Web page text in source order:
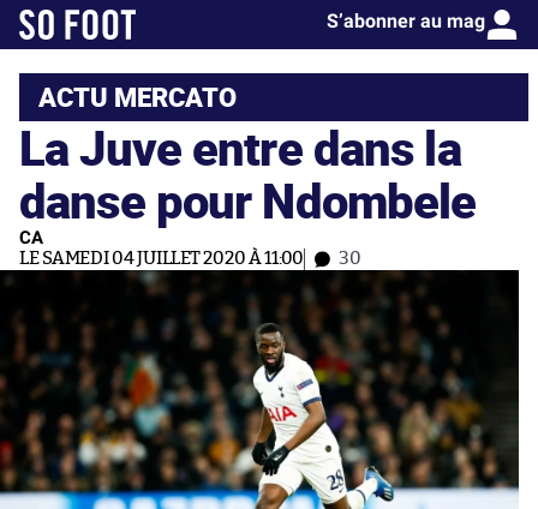
S’abonner au mag
ACTU MERCATO
La Juve entre dans la
danse pour Ndombele
CA
LE SAMEDI 04 JUILLET 2020 À 11:00 30